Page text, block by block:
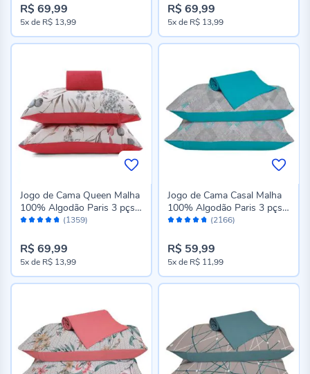
R$ 69,99
5xde R$ 13,99
R$ 69,99
5xde R$ 13,99
Avaliação: (1359)
Jogo de Cama Queen Malha
100% Algodão Paris 3 pçs
Havan Casa - Vivant Goiaba
R$ 69,99
5xde R$ 13,99
Avaliação: (2166)
Jogo de Cama Casal Malha
100% Algodão Paris 3 pçs
Havan Casa - Venice
R$ 59,99
5xde R$ 11,99